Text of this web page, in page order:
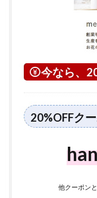
県に
つい
て
青森
市に
今なら、
20%OFFク
他クーポン